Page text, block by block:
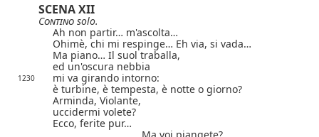
SCENA XII
Contino solo.
Ah non partir… m'ascolta…
Ohimè, chi mi respinge… Eh via, si vada…
Ma piano… Il suol traballa,
ed un'oscura nebbia
1230
mi va girando intorno:
è turbine, è tempesta, è notte o giorno?
Arminda, Violante,
uccidermi volete?
Ecco, ferite pur…
Ma voi piangete?